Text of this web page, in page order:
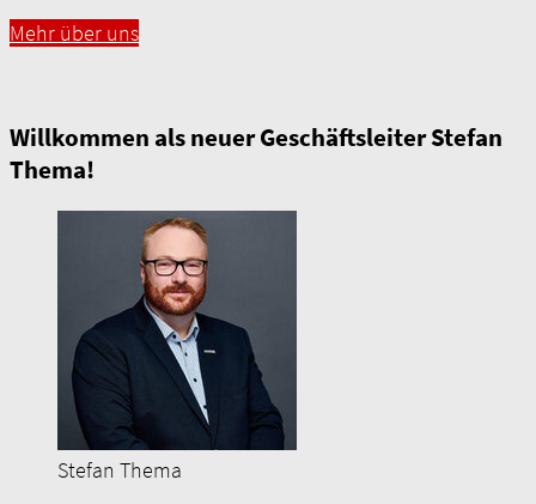
Mehr über uns
Willkommen als neuer Geschäftsleiter Stefan
Thema!
Stefan Thema